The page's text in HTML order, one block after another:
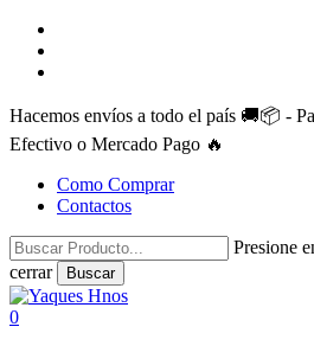
Skip
main
Hacemos envíos a todo el país 🚚📦 -
Efectivo o Mercado Pago 🔥
Como Comprar
Contactos
Presione
cerrar
Buscar
Close
Search
search
account
0